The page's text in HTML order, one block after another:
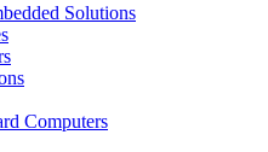
Solutions
Computers